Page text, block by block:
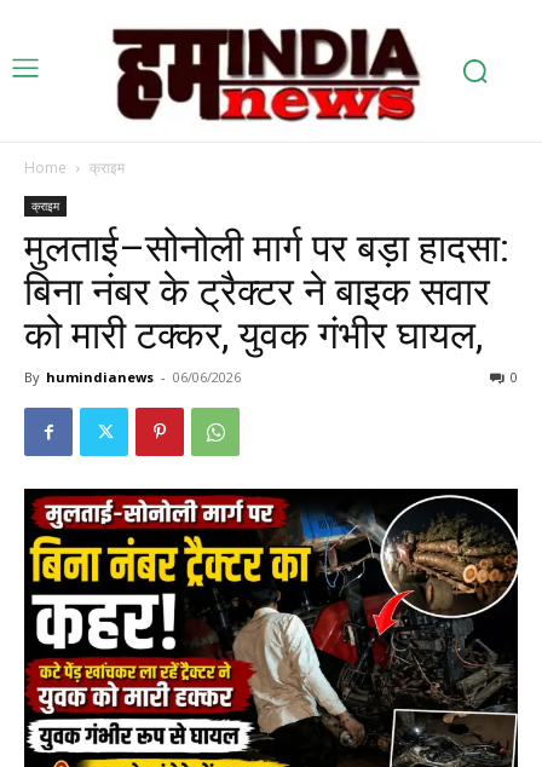
Home क्राइम
क्राइम
मुलताई–सोनोली मार्ग पर बड़ा हादसा:
बिना नंबर के ट्रैक्टर ने बाइक सवार
को मारी टक्कर, युवक गंभीर घायल,
By humindianews - 06/06/2026 0